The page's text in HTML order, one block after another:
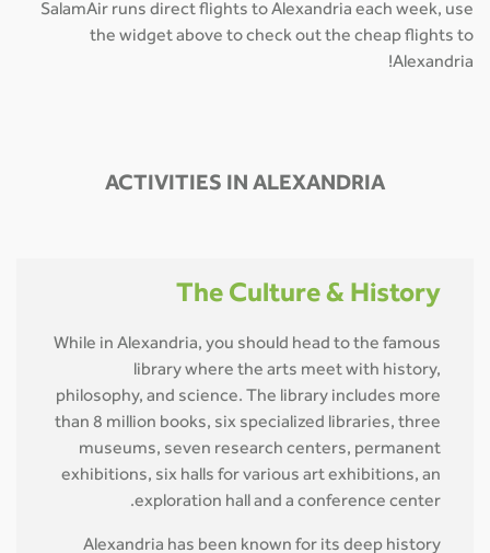
SalamAir runs direct flights to Alexandria each week, use
the widget above to check out the cheap flights to
Alexandria!
ACTIVITIES IN ALEXANDRIA
The Culture & History
While in Alexandria, you should head to the famous
library where the arts meet with history,
philosophy, and science. The library includes more
than 8 million books, six specialized libraries, three
museums, seven research centers, permanent
exhibitions, six halls for various art exhibitions, an
exploration hall and a conference center.
Alexandria has been known for its deep history